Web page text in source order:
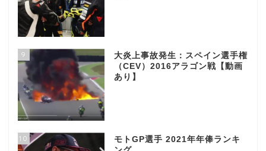
9
大炎上事故発生：スペイン選手権
（CEV）2016アラゴン戦【動画
あり】
10
モトGP選手 2021年年俸ランキ